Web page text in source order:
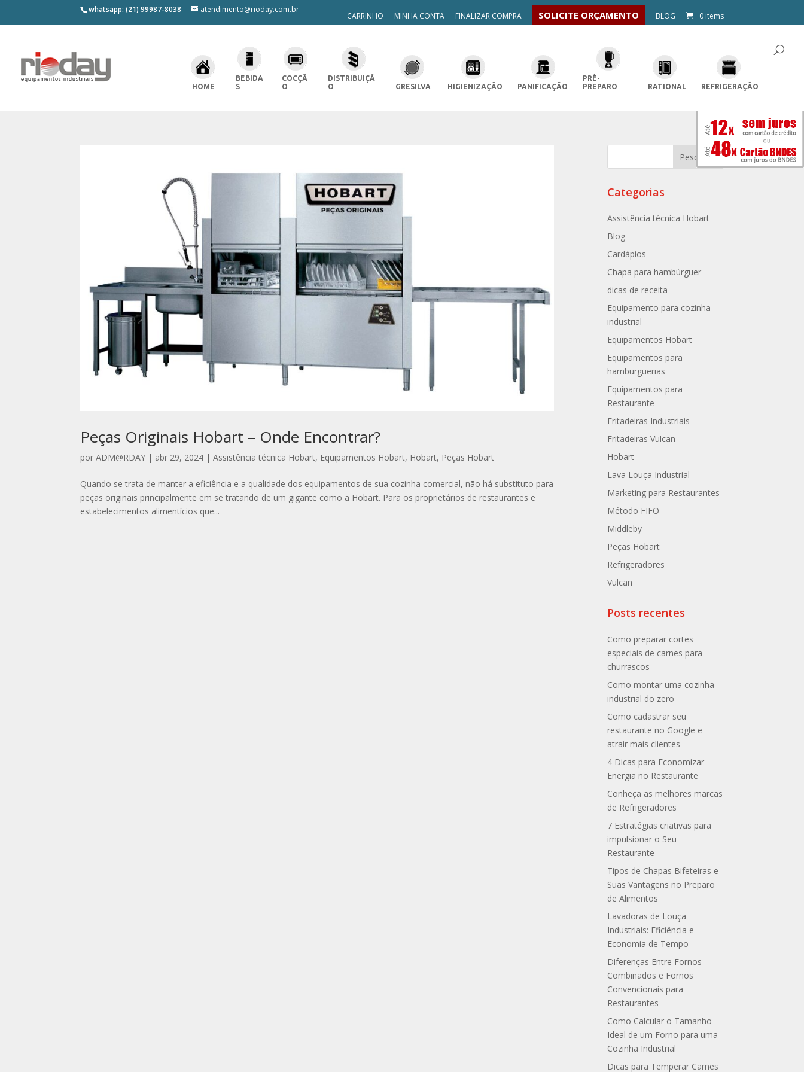
whatsapp: (21) 99987-8038 atendimento@rioday.com.br
CARRINHO MINHA CONTA FINALIZAR COMPRA SOLICITE ORÇAMENTO BLOG 0 items
HOME
BEBIDA
S
COCÇÃ
O
DISTRIBUIÇÃ
O
GRESILVA HIGIENIZAÇÃO PANIFICAÇÃO
PRÉ-
PREPARO
RATIONAL REFRIGERAÇÃO
Peças Originais Hobart – Onde Encontrar?
porADM@RDAY | abr 29, 2024 |Assistência técnica Hobart, Equipamentos Hobart, Hobart, Peças Hobart
Quando se trata de manter a eficiência e a qualidade dos equipamentos de sua cozinha comercial, não há substituto para
peças originais principalmente em se tratando de um gigante como a Hobart. Para os proprietários de restaurantes e
estabelecimentos alimentícios que...
Categorias
Assistência técnica Hobart
Blog
Cardápios
Chapa para hambúrguer
dicas de receita
Equipamento para cozinha
industrial
Equipamentos Hobart
Equipamentos para
hamburguerias
Equipamentos para
Restaurante
Fritadeiras Industriais
Fritadeiras Vulcan
Hobart
Lava Louça Industrial
Marketing para Restaurantes
Método FIFO
Middleby
Peças Hobart
Refrigeradores
Vulcan
Posts recentes
Como preparar cortes
especiais de carnes para
churrascos
Como montar uma cozinha
industrial do zero
Como cadastrar seu
restaurante no Google e
atrair mais clientes
4 Dicas para Economizar
Energia no Restaurante
Conheça as melhores marcas
de Refrigeradores
7 Estratégias criativas para
impulsionar o Seu
Restaurante
Tipos de Chapas Bifeteiras e
Suas Vantagens no Preparo
de Alimentos
Lavadoras de Louça
Industriais: Eficiência e
Economia de Tempo
Diferenças Entre Fornos
Combinados e Fornos
Convencionais para
Restaurantes
Como Calcular o Tamanho
Ideal de um Forno para uma
Cozinha Industrial
Dicas para Temperar Carnes